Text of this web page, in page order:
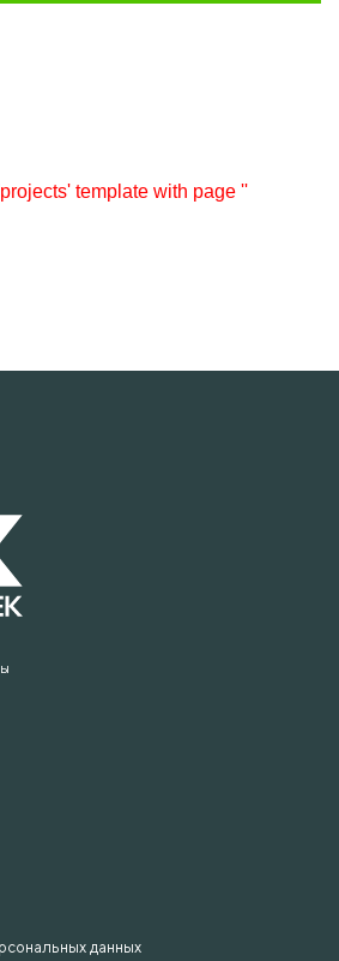
template with page ''
данных